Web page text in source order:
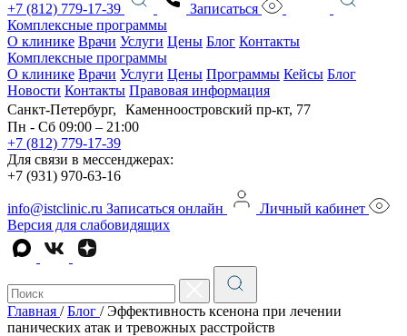
+7 (812) 779-17-39
Записаться
Комплексные программы
О клинике Врачи Услуги Цены Блог Контакты
Комплексные программы
О клинике Врачи Услуги Цены Программы Кейсы Блог
Новости Контакты Правовая информация
Санкт-Петербург, Каменноостровский пр-кт, 77
Пн - Сб 09:00 – 21:00
+7 (812) 779-17-39
Для связи в мессенджерах:
+7 (931) 970-63-16
info@istclinic.ru Записаться онлайн
Личный кабинет
Версия для слабовидящих
Главная / Блог / Эффективность ксенона при лечении
панических атак и тревожных расстройств